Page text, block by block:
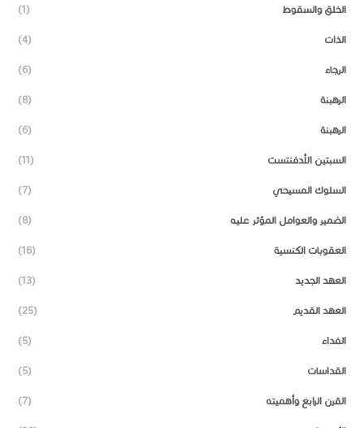
الخلق والسقوط (1)
الذات (4)
الرجاء (6)
الرهبنة (8)
الرهبنة (6)
السبتين الأدفنتست (11)
السلوك المسيحي (7)
الضمير والعوامل المؤثر عليه (8)
العقوبات الكنسية (16)
العهد الجديد (13)
العهد القديم (25)
الفداء (5)
القداسات (5)
القرن الرابع وأهميته (7)